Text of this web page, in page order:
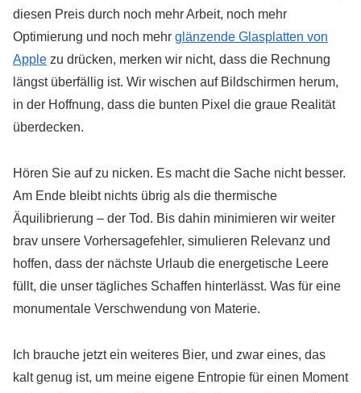
diesen Preis durch noch mehr Arbeit, noch mehr
Optimierung und noch mehr glänzende Glasplatten von
Apple zu drücken, merken wir nicht, dass die Rechnung
längst überfällig ist. Wir wischen auf Bildschirmen herum,
in der Hoffnung, dass die bunten Pixel die graue Realität
überdecken.
Hören Sie auf zu nicken. Es macht die Sache nicht besser.
Am Ende bleibt nichts übrig als die thermische
Äquilibrierung – der Tod. Bis dahin minimieren wir weiter
brav unsere Vorhersagefehler, simulieren Relevanz und
hoffen, dass der nächste Urlaub die energetische Leere
füllt, die unser tägliches Schaffen hinterlässt. Was für eine
monumentale Verschwendung von Materie.
Ich brauche jetzt ein weiteres Bier, und zwar eines, das
kalt genug ist, um meine eigene Entropie für einen Moment